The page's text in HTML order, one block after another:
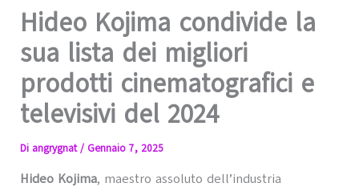
Hideo Kojima condivide la
sua lista dei migliori
prodotti cinematografici e
televisivi del 2024
Di angrygnat/ Gennaio 7, 2025
Hideo Kojima, maestro assoluto dell’industria